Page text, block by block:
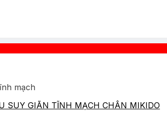
mạch
SUY GIÃN TĨNH MẠCH CHÂN MIKIDO